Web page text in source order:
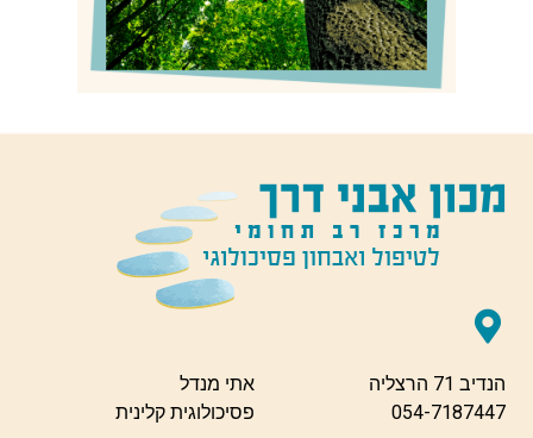
הנדיב 71 הרצליה
054-7187447
אתי מנדל
פסיכולוגית קלינית